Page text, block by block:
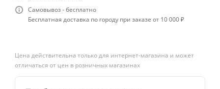
Самовывоз - бесплатно
Бесплатная доставка по городу при заказе от 10 000 ₽
Цена действительна только для интернет-магазина и может
отличаться от цен в розничных магазинах